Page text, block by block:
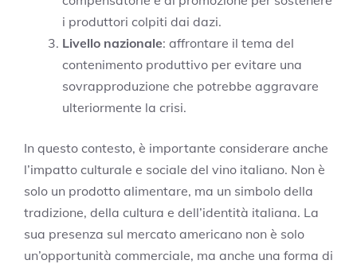
i produttori colpiti dai dazi.
Livello nazionale: affrontare il tema del
contenimento produttivo per evitare una
sovrapproduzione che potrebbe aggravare
ulteriormente la crisi.
In questo contesto, è importante considerare anche
l’impatto culturale e sociale del vino italiano. Non è
solo un prodotto alimentare, ma un simbolo della
tradizione, della cultura e dell’identità italiana. La
sua presenza sul mercato americano non è solo
un’opportunità commerciale, ma anche una forma di